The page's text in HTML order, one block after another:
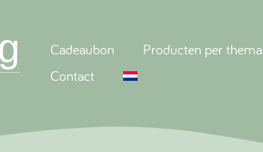
Cadeaubon Producten per thema
Contact